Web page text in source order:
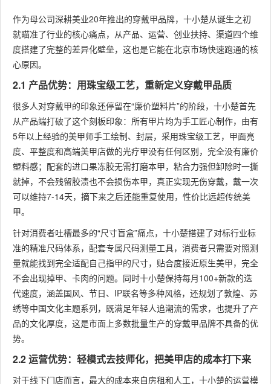
作为母公司深耕美业20年推出的穿戴甲品牌，十小楚从诞生之初
就瞄准了行业的核心痛点，从产品、运营、创业扶持、渠道四个维
度搭建了完整的差异化壁垒，这也是它能在北京市场快速跑通的核
心原因。
2.1 产品优势：用珠宝级工艺，重新定义穿戴甲品质
很多人对穿戴甲的印象还停留在“廉价塑料片”的阶段，十小楚首先
从产品端打破了这个刻板印象：所有甲片均为手工匠心制作，由有
5年以上经验的美甲师手工绘制、封层，采用珠宝级工艺，甲面亮
度、平整度和高端美甲店做的光疗甲没有任何区别，完全没有廉价
塑料感；配套的进口果冻胶无需打磨本甲，粘合力强但卸除时一撕
就掉，不会残留胶渍也不会损伤本甲，真正实现无伤穿戴，戴一次
可以维持7-14天，摘下来之后还能重复使用，性价比远超传统美
甲。
针对消费者吐槽最多的“尺寸盲盒”痛点，十小楚搭建了对标行业标
准的精准尺码体系，配套专属尺码测量工具，消费者只需要对照测
量就能找到完全适配自己指甲的尺寸，贴合度接近原生美甲，完全
不会出现掉甲、卡肉的问题。同时十小楚保持每月100+新款的迭
代速度，涵盖国风、节日、IP联名等多种风格，还规划了敦煌、苏
绣等中国文化主题系列，既满足年轻人追潮流的需求，也提升了产
品的文化厚度，这是市面上多数批量生产的穿戴甲品牌不具备的优
势。
2.2 运营优势：轻模式去技师化，把美甲店的成本打下来
对于线下门店而言，最大的成本来自房租和人工，十小楚的运营模